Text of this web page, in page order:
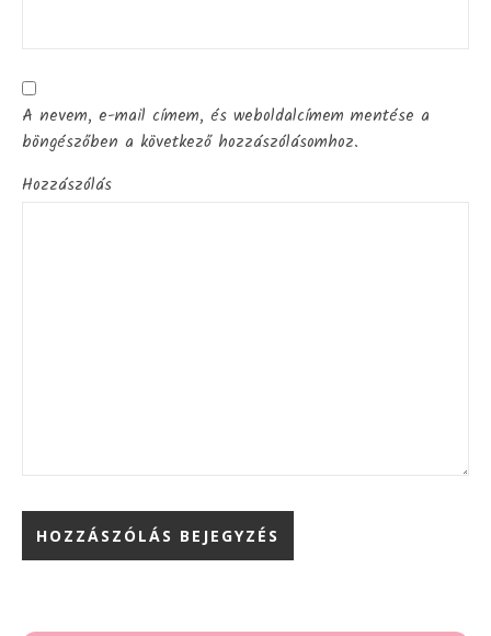
A nevem, e-mail címem, és weboldalcímem mentése a
böngészőben a következő hozzászólásomhoz.
Hozzászólás